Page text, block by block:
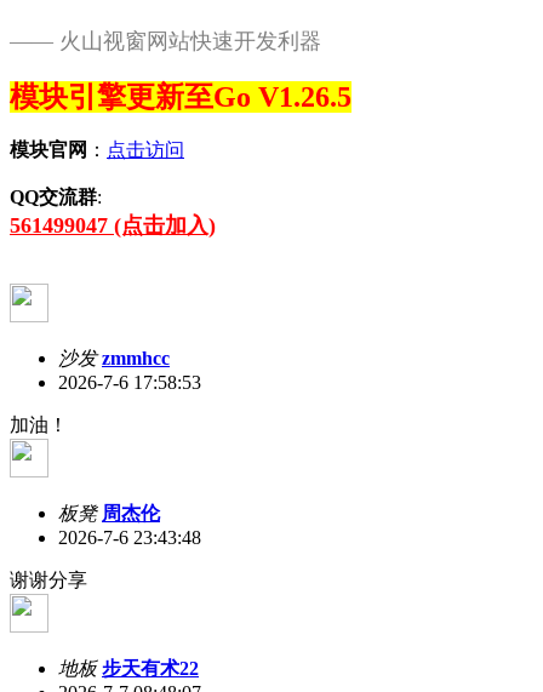
—— 火山视窗网站快速开发利器
模块引擎更新至Go V1.26.5
模块官网 ： 点击访问
QQ交流群:
561499047 (点击加入)
沙发 zmmhcc
2026-7-6 17:58:53
加油！
板凳 周杰伦
2026-7-6 23:43:48
谢谢分享
地板 步天有术22